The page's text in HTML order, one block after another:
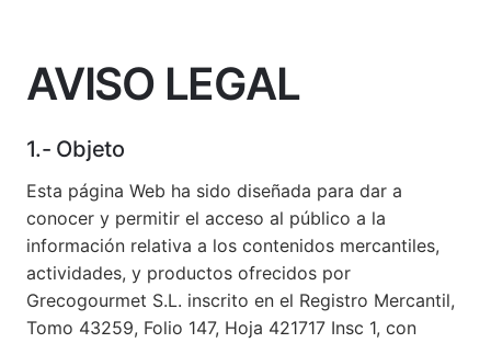
AVISO LEGAL
1.- Objeto
Esta página Web ha sido diseñada para dar a
conocer y permitir el acceso al público a la
información relativa a los contenidos mercantiles,
actividades, y productos ofrecidos por
Grecogourmet S.L. inscrito en el Registro Mercantil,
Tomo 43259, Folio 147, Hoja 421717 Insc 1, con